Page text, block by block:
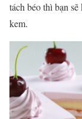
tách béo thì bạn
kem.